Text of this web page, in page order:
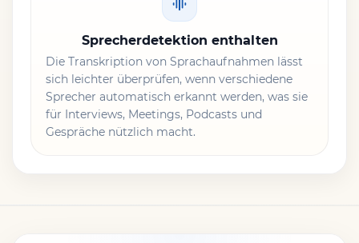
Sprecherdetektion enthalten
Die Transkription von Sprachaufnahmen lässt
sich leichter überprüfen, wenn verschiedene
Sprecher automatisch erkannt werden, was sie
für Interviews, Meetings, Podcasts und
Gespräche nützlich macht.